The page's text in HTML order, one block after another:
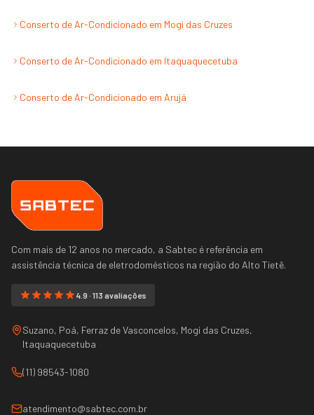
Conserto de Ar-Condicionado em Mogi das Cruzes
Conserto de Ar-Condicionado em Itaquaquecetuba
Conserto de Ar-Condicionado em Arujá
Com mais de 12 anos no mercado, a Sabtec é referência em
assistência técnica de eletrodomésticos na região do Alto Tietê.
4.9 · 113 avaliações
Suzano, Poá, Ferraz de Vasconcelos, Mogi das Cruzes,
Itaquaquecetuba
(11) 98543-1080
atendimento@sabtec.com.br